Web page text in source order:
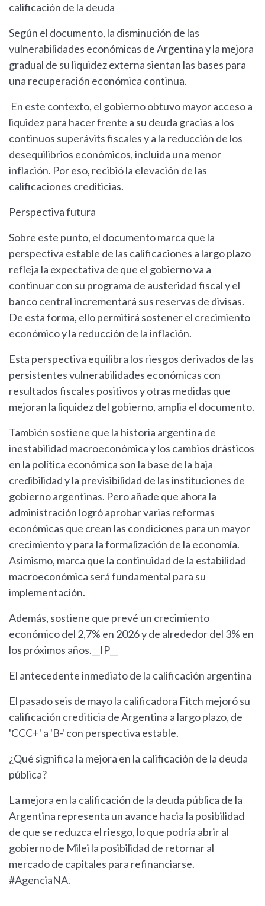
calificación de la deuda
Según el documento, la disminución de las
vulnerabilidades económicas de Argentina y la mejora
gradual de su liquidez externa sientan las bases para
una recuperación económica continua.
En este contexto, el gobierno obtuvo mayor acceso a
liquidez para hacer frente a su deuda gracias a los
continuos superávits fiscales y a la reducción de los
desequilibrios económicos, incluida una menor
inflación. Por eso, recibió la elevación de las
calificaciones crediticias.
Perspectiva futura
Sobre este punto, el documento marca que la
perspectiva estable de las calificaciones a largo plazo
refleja la expectativa de que el gobierno va a
continuar con su programa de austeridad fiscal y el
banco central incrementará sus reservas de divisas.
De esta forma, ello permitirá sostener el crecimiento
económico y la reducción de la inflación.
Esta perspectiva equilibra los riesgos derivados de las
persistentes vulnerabilidades económicas con
resultados fiscales positivos y otras medidas que
mejoran la liquidez del gobierno, amplia el documento.
También sostiene que la historia argentina de
inestabilidad macroeconómica y los cambios drásticos
en la política económica son la base de la baja
credibilidad y la previsibilidad de las instituciones de
gobierno argentinas. Pero añade que ahora la
administración logró aprobar varias reformas
económicas que crean las condiciones para un mayor
crecimiento y para la formalización de la economía.
Asimismo, marca que la continuidad de la estabilidad
macroeconómica será fundamental para su
implementación.
Además, sostiene que prevé un crecimiento
económico del 2,7% en 2026 y de alrededor del 3% en
los próximos años.__IP__
El antecedente inmediato de la calificación argentina
El pasado seis de mayo la calificadora Fitch mejoró su
calificación crediticia de Argentina a largo plazo, de
'CCC+' a 'B-' con perspectiva estable.
¿Qué significa la mejora en la calificación de la deuda
pública?
La mejora en la calificación de la deuda pública de la
Argentina representa un avance hacia la posibilidad
de que se reduzca el riesgo, lo que podría abrir al
gobierno de Milei la posibilidad de retornar al
mercado de capitales para refinanciarse.
#AgenciaNA.